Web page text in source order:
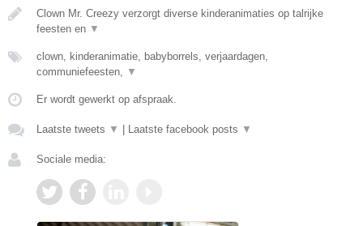
Clown Mr. Creezy verzorgt diverse kinderanimaties op talrijke
feesten en ▼
clown, kinderanimatie, babyborrels, verjaardagen,
communiefeesten, ▼
Er wordt gewerkt op afspraak.
Laatste tweets ▼ Laatste facebook posts ▼
Sociale media: